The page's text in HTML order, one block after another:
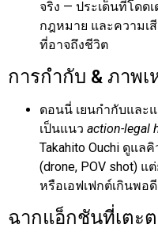
จริง — ประเด็นที่โด
กฎหมาย และความเ
ที่อาจถึงชีวิต
การกำกับ & ภาพ
ดอนนี่ เยนกำกับและ
เป็นแนว action-legal
Takahito Ouchi ดูแ
(drone, POV shot)
หรือเอฟเฟกต์เกินพอดี
ฉากแอ็กชันที่เตะ